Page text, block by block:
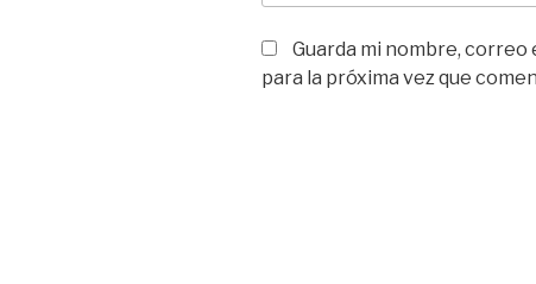
Guarda mi nombre,
para la próxima vez que